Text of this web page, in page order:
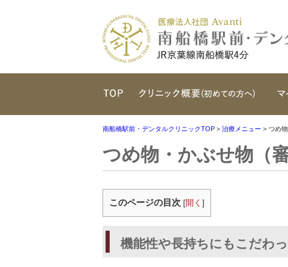
TOP ク
南船橋駅前・デンタルクリニックTOP > 治療メニュー > つめ
つめ物・かぶせ物（審
このページの目次 [開く ]
機能性や長持ちにもこだわ